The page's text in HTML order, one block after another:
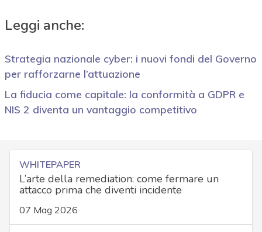
Leggi anche:
Strategia nazionale cyber: i nuovi fondi del Governo
per rafforzarne l’attuazione
La fiducia come capitale: la conformità a GDPR e
NIS 2 diventa un vantaggio competitivo
WHITEPAPER
L’arte della remediation: come fermare un
attacco prima che diventi incidente
07 Mag 2026